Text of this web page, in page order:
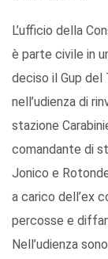
L’ufficio della
è parte civile in
deciso il Gup del
nell’udienza di
stazione
comandante di
Jonico e
a carico dell’ex
percosse e
Nell’udienza